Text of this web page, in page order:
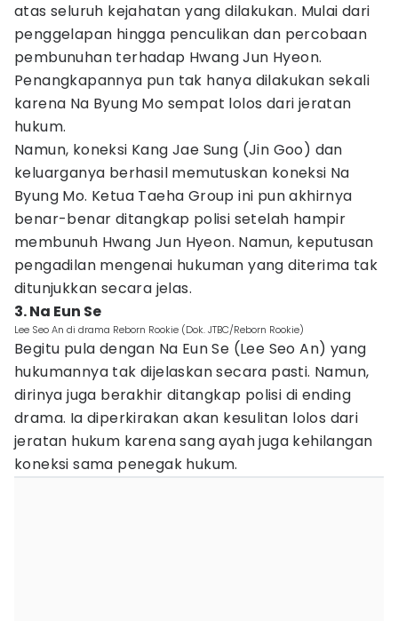
atas seluruh kejahatan yang dilakukan. Mulai dari
penggelapan hingga penculikan dan percobaan
pembunuhan terhadap Hwang Jun Hyeon.
Penangkapannya pun tak hanya dilakukan sekali
karena Na Byung Mo sempat lolos dari jeratan
hukum.
Namun, koneksi Kang Jae Sung (Jin Goo) dan
keluarganya berhasil memutuskan koneksi Na
Byung Mo. Ketua Taeha Group ini pun akhirnya
benar-benar ditangkap polisi setelah hampir
membunuh Hwang Jun Hyeon. Namun, keputusan
pengadilan mengenai hukuman yang diterima tak
ditunjukkan secara jelas.
3. Na Eun Se
Lee Seo An di drama Reborn Rookie (Dok. JTBC/Reborn Rookie)
Begitu pula dengan Na Eun Se (Lee Seo An) yang
hukumannya tak dijelaskan secara pasti. Namun,
dirinya juga berakhir ditangkap polisi di ending
drama. Ia diperkirakan akan kesulitan lolos dari
jeratan hukum karena sang ayah juga kehilangan
koneksi sama penegak hukum.